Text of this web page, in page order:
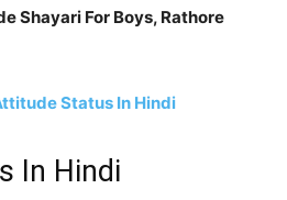
Shayari For Boys, Rathore
Status In Hindi
In Hindi